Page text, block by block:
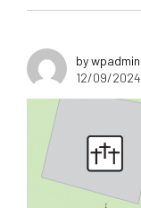
by wpadmin
12/09/2024